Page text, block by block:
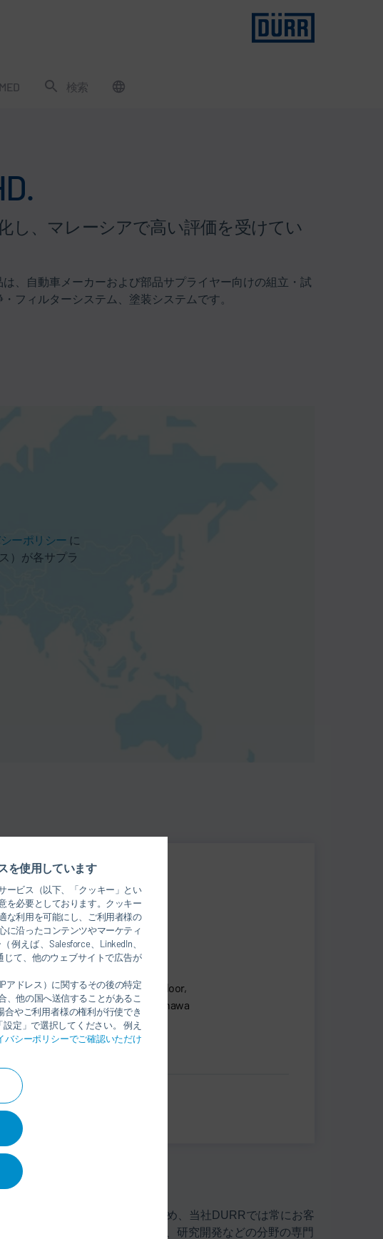
を使用しています
ービス（以下、「クッキー」とい
を必要としております。クッキー
な利用を可能にし、ご利用者様の
に沿ったコンテンツやマーケティ
えば、Salesforce、LinkedIn、
じて、他のウェブサイトで広告が
アドレス）に関するその後の特定
、他の国へ送信することがあるこ
やご利用者様の権利が行使でき
定」で選択してください。 例え
バシーポリシーでご確認いただけ
検索
し、マレーシアで高い評価を受けてい
は、自動車メーカーおよび部品サプライヤー向けの組立・試
フィルターシステム、塗装システムです。
ーポリシー に
）が各サプラ
+66 0 2-108-1830
+66 0 62-243-0672
Andrej.Capek@durr.com
631 Media Gallery Building, 2nd Floor,
Nonsee Rd., Chongnonsee, Yannawa
10120 Bangkok
タイ
の目的を確実に実現にするため、当社DURRでは常にお客
気・電子技術 / ソフトウェア、研究開発などの分野の専門